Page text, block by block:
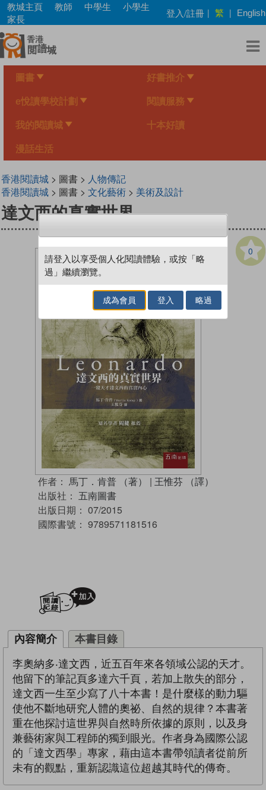
Skip
main
content
教城主頁 教師 中學生
小學生
家長
登入/註冊 | 繁 | English
圖書 好書推介
e悅讀學校計劃 閱讀服務
我的閱讀城 十本好讀
漫話生活
香港閱讀城> 圖書 > 人物傳記
香港閱讀城> 圖書 > 文化藝術> 美術及設計
達文西的真實世界
0
作者： 馬丁．肯普 （著） | 王惟芬 （譯）
出版社： 五南圖書
出版日期： 07/2015
國際書號： 9789571181516
內容簡介 本書目錄
李奧納多‧達文西，近五百年來各領域公認的天才。
他留下的筆記頁多達六千頁，若加上散失的部分，
達文西一生至少寫了八十本書！是什麼樣的動力驅
使他不斷地研究人體的奧祕、自然的規律？本書著
重在他探討這世界與自然時所依據的原則，以及身
兼藝術家與工程師的獨到眼光。作者身為國際公認
的「達文西學」專家，藉由這本書帶領讀者從前所
未有的觀點，重新認識這位超越其時代的傳奇。
請登入以享受個人化閱讀體驗，或按「略
過」繼續瀏覽。
成為會員 登入 略過